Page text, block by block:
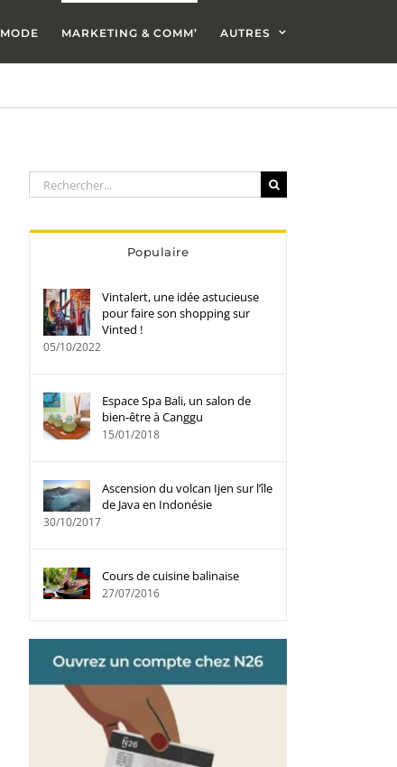
MODE MARKETING & COMM’ AUTRES
Rechercher:
Populaire
Vintalert, une idée astucieuse
pour faire son shopping sur
Vinted !
05/10/2022
Espace Spa Bali, un salon de
bien-être à Canggu
15/01/2018
Ascension du volcan Ijen sur l’île
de Java en Indonésie
30/10/2017
Cours de cuisine balinaise
27/07/2016